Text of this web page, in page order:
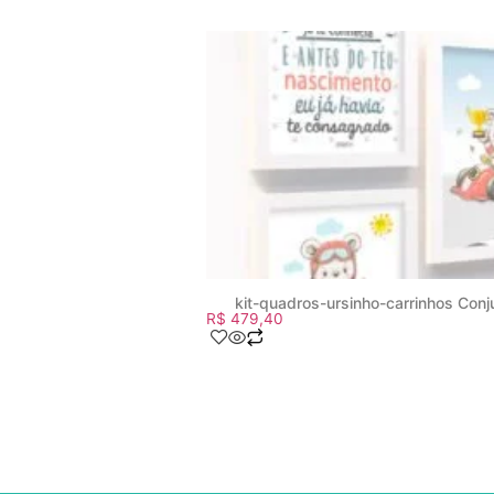
kit-quadros-ursinho-carrinhos
R$ 479,40